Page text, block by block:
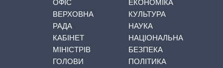
ОФІС
ВЕРХОВНА
РАДА
КАБІНЕТ
МІНІСТРІВ
ГОЛОВИ
ЕКОНОМІКА
КУЛЬТУРА
НАУКА
НАЦІОНАЛЬНА
БЕЗПЕКА
ПОЛІТИКА